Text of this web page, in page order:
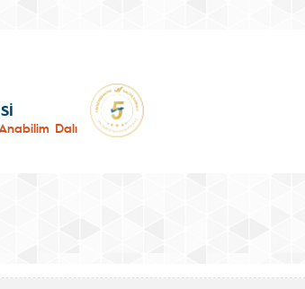
Dalı